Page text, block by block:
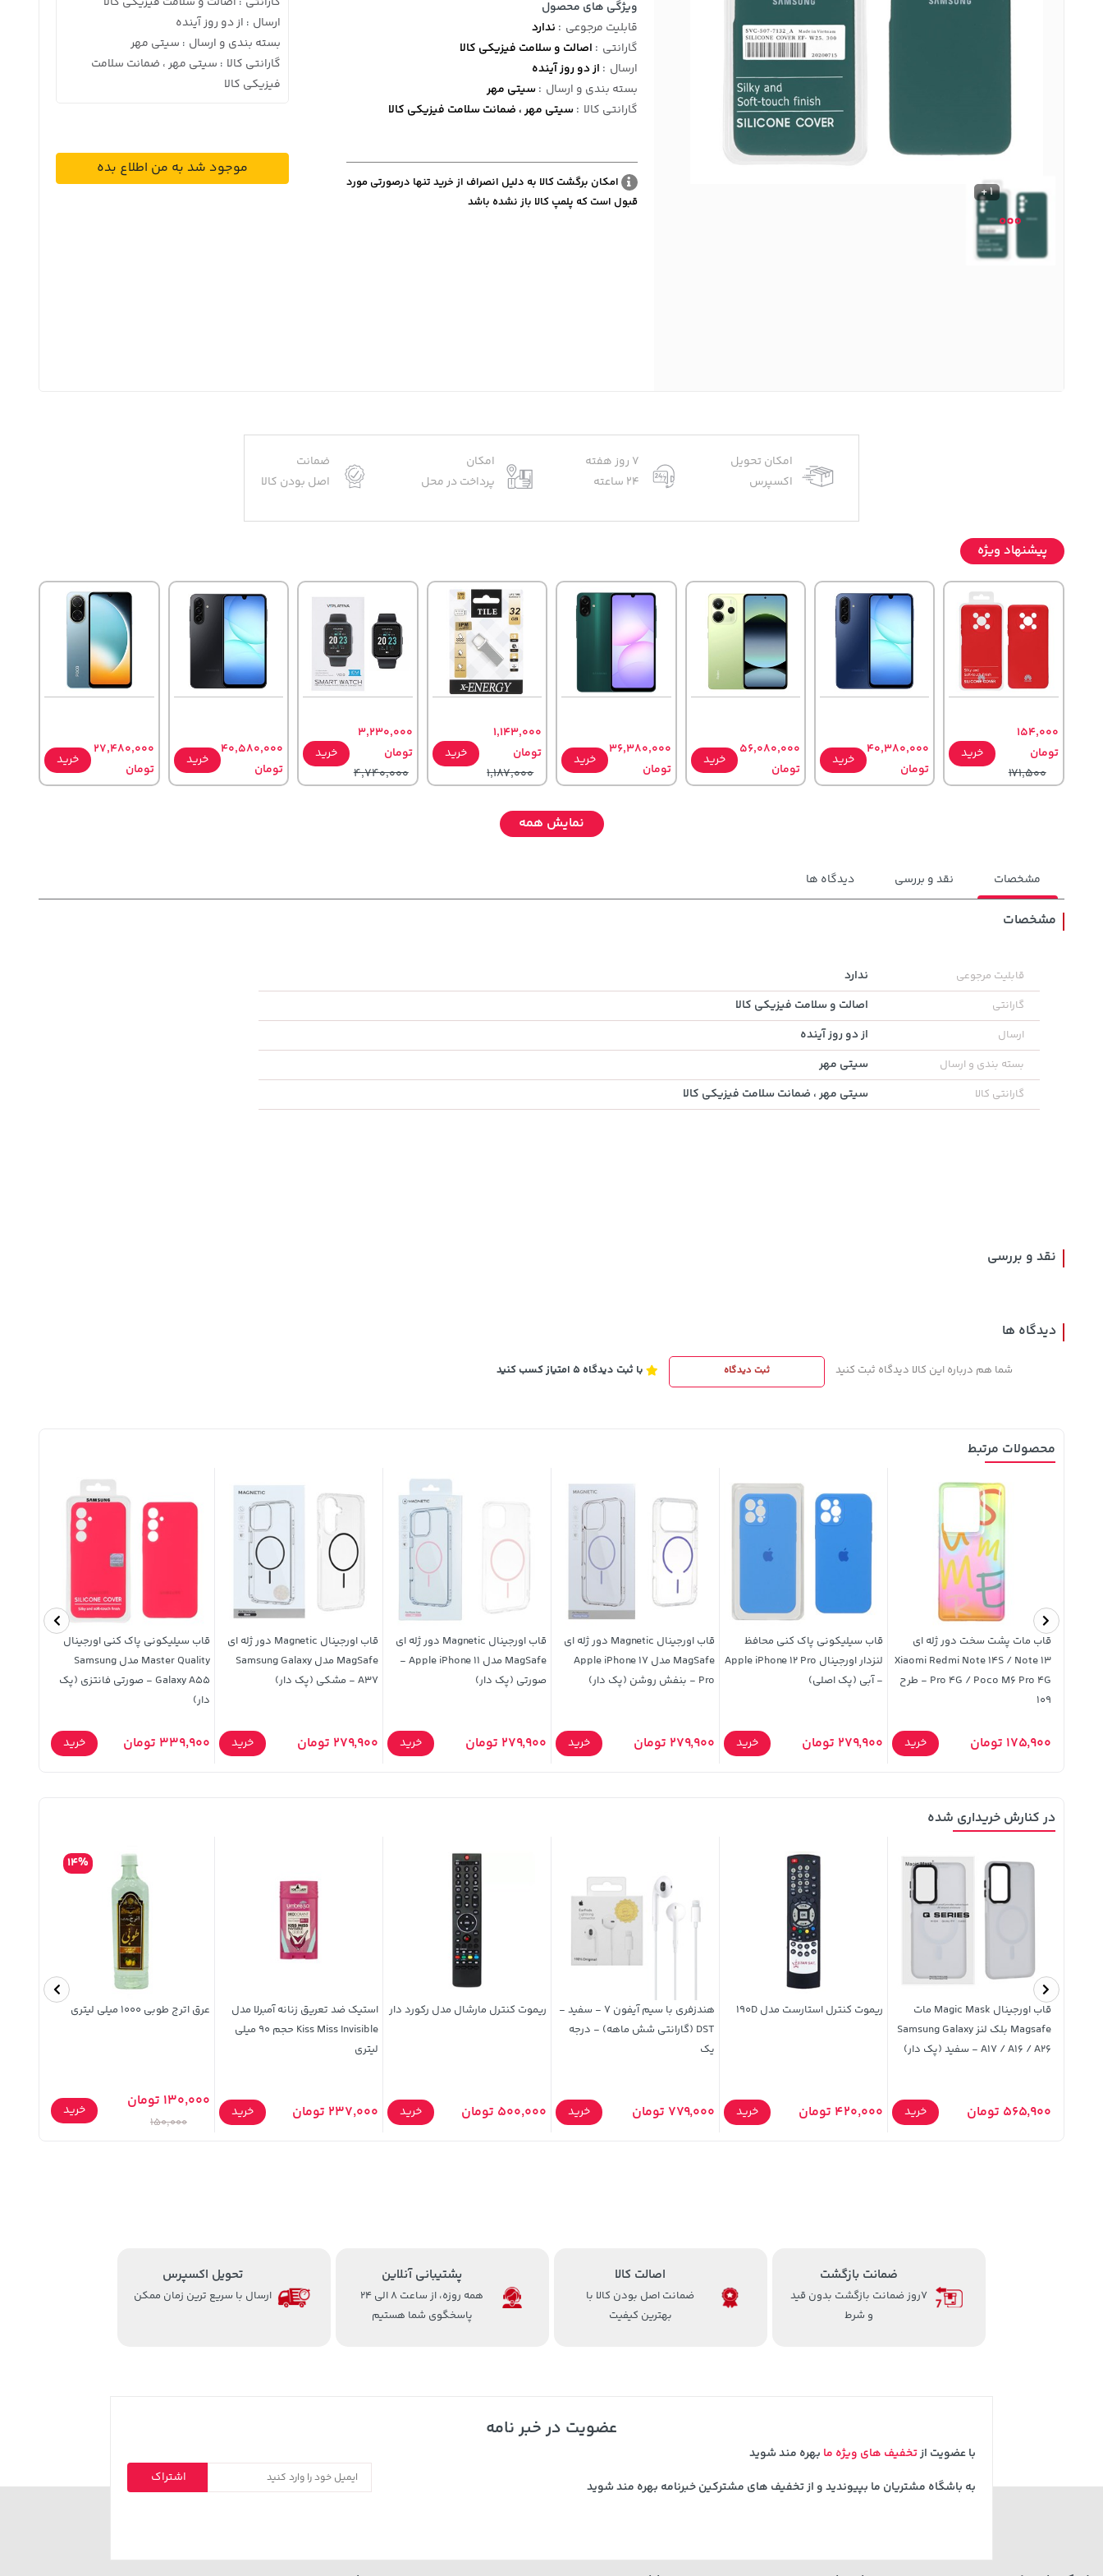
1 +
ویژگی های محصول
قابلیت مرجوعی : ندارد
گارانتی : اصالت و سلامت فیزیکی کالا
ارسال : از دو روز آینده
بسته بندی و ارسال :سیتی مهر
گارانتی کالا :سیتی مهر ، ضمانت سلامت فیزیکی کالا
امکان برگشت کالا به دلیل انصراف از خرید تنها درصورتی مورد
قبول است که پلمپ کالا باز نشده باشد
ارسال : از دو روز آینده
بسته بندی و ارسال : سیتی مهر
گارانتی کالا : سیتی مهر ، ضمانت سلامت
فیزیکی کالا
موجود شد به من اطلاع بده
امکان تحویل
اکسپرس
7 روز هفته
24 ساعته
امکان
پرداخت در محل
ضمانت
اصل بودن کالا
پیشنهاد ویژه
154,000
تومان
171,500
خرید
40,380,000
تومان
خرید
56,080,000
تومان
خرید
36,380,000
تومان
خرید
1,143,000
تومان
1,187,000
خرید
3,230,000
تومان
4,740,000
خرید
40,580,000
تومان
خرید
27,480,000
تومان
خرید
5,454,000
خرید
165,900
90,000
289,900
نمایش همه
مشخصات نقد و بررسی دیدگاه ها
مشخصات
قابلیت مرجوعی ندارد
گارانتی اصالت و سلامت فیزیکی کالا
ارسال از دو روز آینده
بسته بندی و ارسال سیتی مهر
گارانتی کالا سیتی مهر ، ضمانت سلامت فیزیکی کالا
نقد و بررسی
دیدگاه ها
شما هم درباره این کالا دیدگاه ثبت کنید ثبت دیدگاه با ثبت دیدگاه 5 امتیاز کسب کنید
محصولات مرتبط
قاب مات پشت سخت دور ژله ای
Xiaomi Redmi Note 14S / Note 13
Pro 4G / Poco M6 Pro 4G - طرح
109
175,900 تومان خرید
قاب سیلیکونی پاک کنی محافظ
لنزدار اورجینال Apple iPhone 12 Pro
- آبی (پک اصلی)
279,900 تومان خرید
قاب اورجینال Magnetic دور ژله ای
MagSafe مدل Apple iPhone 17
Pro - بنفش روشن (پک دار)
279,900 تومان خرید
قاب اورجینال Magnetic دور ژله ای
MagSafe مدل Apple iPhone 11 -
صورتی (پک دار)
279,900 تومان خرید
قاب اورجینال Magnetic دور ژله ای
MagSafe مدل Samsung Galaxy
A37 - مشکی (پک دار)
279,900 تومان خرید
قاب سیلیکونی پاک کنی اورجینال
Master Quality مدل Samsung
Galaxy A55 - صورتی فانتزی (پک
دار)
339,900 تومان خرید
در کنارش خریداری شده
قاب اورجینال Magic Mask مات
Magsafe بلک لنز Samsung Galaxy
A17 / A16 / A26 - سفید (پک دار)
565,900 تومان خرید
ریموت کنترل استارست مدل 190D
420,000 تومان خرید
هندزفری با سیم آیفون 7 - سفید -
DST (گارانتی شش ماهه) - درجه
یک
779,000 تومان خرید
ریموت کنترل مارشال مدل رکورد دار
500,000 تومان خرید
استیک ضد تعریق زنانه آمبرلا مدل
Kiss Miss Invisible حجم 90 میلی
لیتری
237,000 تومان خرید
عرق اترج طوبی 1000 میلی لیتری
14%
130,000 تومان
150,000
خرید
ضمانت بازگشت
7روز ضمانت بازگشت بدون قید
و شرط
اصالت کالا
ضمانت اصل بودن کالا با
بهترین کیفیت
پشتیبانی آنلاین
همه روزه، از ساعت 8 الی 24
پاسخگوی شما هستیم
تحویل اکسپرس
ارسال با سریع ترین زمان ممکن
عضویت در خبر نامه
با عضویت ازتخفیف های ویژه ما بهره مند شوید
به باشگاه مشتریان ما بپیوندید و از تخفیف های مشترکین خبرنامه بهره مند شوید
اشتراک